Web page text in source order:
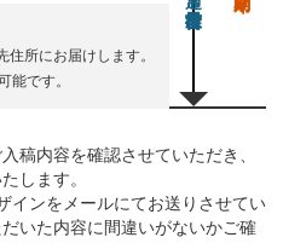
所にお届けします。
能です。
稿内容を確認させていただき、
します。
インをメールにてお送りさせてい
いた内容に間違いがないかご確